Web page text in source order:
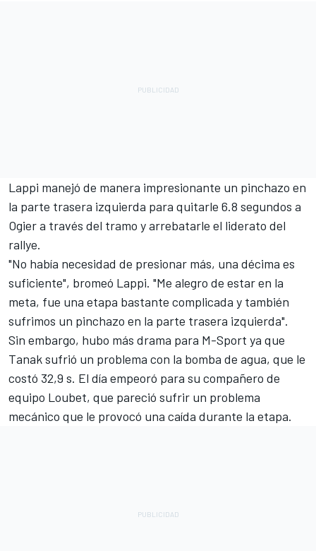
Lappi manejó de manera impresionante un pinchazo en
la parte trasera izquierda para quitarle 6.8 segundos a
Ogier a través del tramo y arrebatarle el liderato del
rallye.
"No había necesidad de presionar más, una décima es
suficiente", bromeó Lappi. "Me alegro de estar en la
meta, fue una etapa bastante complicada y también
sufrimos un pinchazo en la parte trasera izquierda".
Sin embargo, hubo más drama para M-Sport ya que
Tanak sufrió un problema con la bomba de agua, que le
costó 32,9 s. El día empeoró para su compañero de
equipo Loubet, que pareció sufrir un problema
mecánico que le provocó una caída durante la etapa.